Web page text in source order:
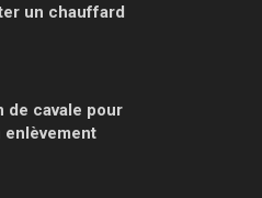
un chauffard
de cavale pour
enlèvement